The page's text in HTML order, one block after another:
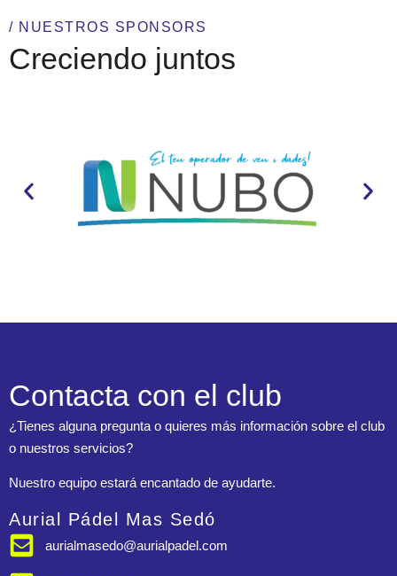
/ NUESTROS SPONSORS
Creciendo juntos
Contacta con el club
¿Tienes alguna pregunta o quieres más información sobre el club
o nuestros servicios?
Nuestro equipo estará encantado de ayudarte.
Aurial Pádel Mas Sedó
aurialmasedo@aurialpadel.com